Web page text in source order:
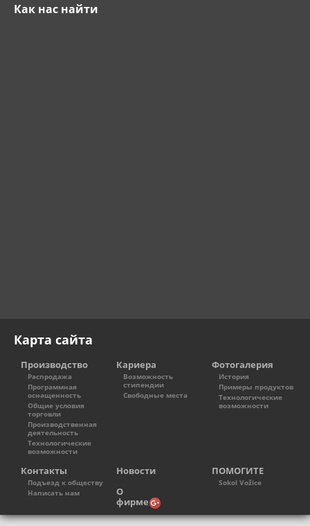
Как нас найти
Карта сайта
Производство
Распродажа
Программная
оснащенность
Общие условия
торговли
Производственная
деятельность
Технологические
возможности
Кариера
Возможность
стипендии
Свободные места
Фотогалерия
История
Примеры продуктов
Технологические
возможности
Контакты
Подъезд к обществу
Написать нам
Новости ПОМОГИТЕ
Sokol Vožice
О
фирме